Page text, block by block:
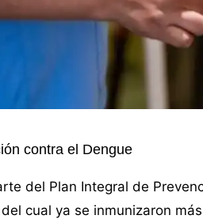
contra el Dengue
del Plan Integral de
cual ya se inmunizaron